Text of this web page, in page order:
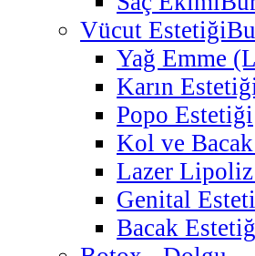
Vücut Estetiği
Yağ Emme
Karın
Popo Estetiği
Kol ve
Lazer
Genital
Bacak